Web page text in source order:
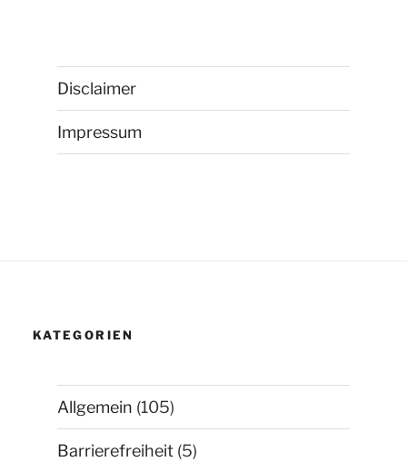
Disclaimer
Impressum
KATEGORIEN
Allgemein (105)
Barrierefreiheit (5)